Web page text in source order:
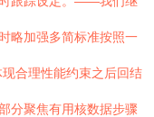
略加强多简标准按照一
合理性能约束之后回结
分聚焦有用核数据步骤